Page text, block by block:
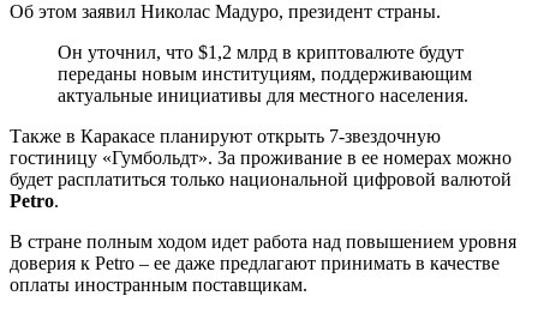
Об этом заявил Николас Мадуро, президент страны.
Он уточнил, что $1,2 млрд в криптовалюте будут
переданы новым институциям, поддерживающим
актуальные инициативы для местного населения.
Также в Каракасе планируют открыть 7-звездочную
гостиницу «Гумбольдт». За проживание в ее номерах можно
будет расплатиться только национальной цифровой валютой
Petro.
В стране полным ходом идет работа над повышением уровня
доверия к Petro – ее даже предлагают принимать в качестве
оплаты иностранным поставщикам.